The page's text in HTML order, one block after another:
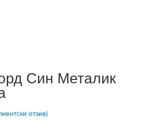
Син Металик
отзив)